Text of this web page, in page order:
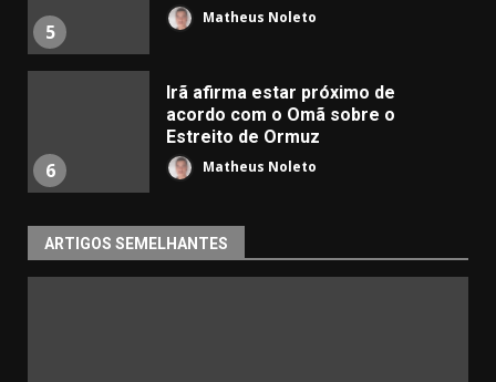
5
Matheus Noleto
6
Irã afirma estar próximo de
acordo com o Omã sobre o
Estreito de Ormuz
Matheus Noleto
ARTIGOS SEMELHANTES